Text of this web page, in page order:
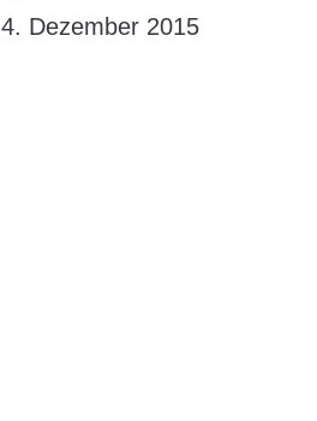
4. Dezember 2015